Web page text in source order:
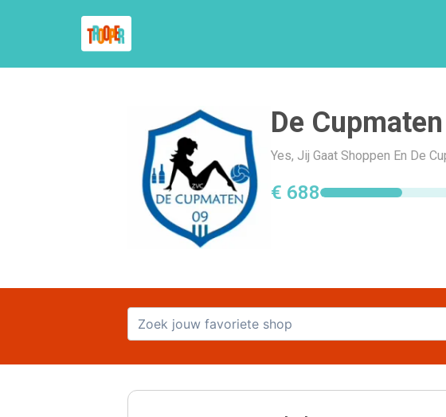
De
Yes, Jij Gaat Shoppen En De
€ 688